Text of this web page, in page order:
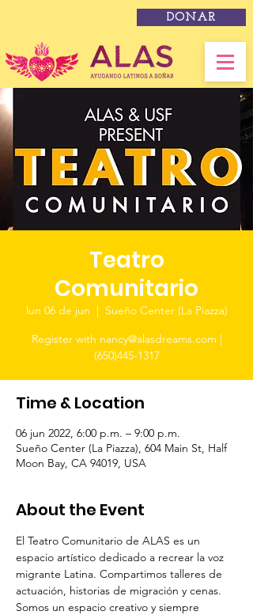
DONAR
Teatro
Comunitario
lun 06 de jun
  |
Sueño Center (La Piazza)
Register with nancy@alasdreams.com |
(650)445-1317
Time & Location
06 jun 2022, 6:00 p.m. – 9:00 p.m.
Sueño Center (La Piazza), 604 Main St, Half
Moon Bay, CA 94019, USA
About the Event
El Teatro Comunitario de ALAS es un
espacio artístico dedicado a recrear la voz
migrante Latina. Compartimos talleres de
actuación, historias de migración y cenas.
Somos un espacio creativo y siempre